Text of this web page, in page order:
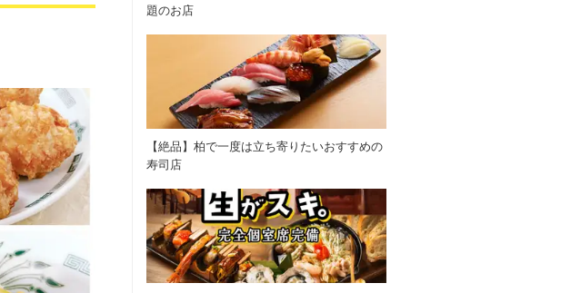
題のお店
【絶品】柏で一度は立ち寄りたいおすすめの
寿司店